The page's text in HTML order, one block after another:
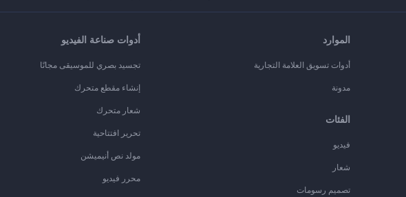
الموارد
أدوات تسويق العلامة التجارية
مدونة
الفئات
فيديو
شعار
تصميم رسومات
أدوات صناعة الفيديو
تجسيد بصري للموسيقى مجانًا
إنشاء مقطع متحرك
شعار متحرك
تحرير افتتاحية
مولد نص أنيميشن
محرر فيديو